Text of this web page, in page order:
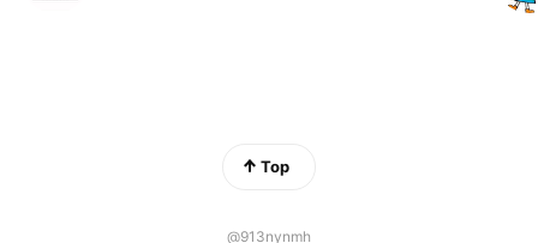
Top
@913nynmh